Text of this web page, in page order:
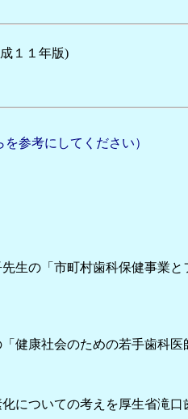
１１年版)
参考にしてください）
の「市町村歯科保健事業
康社会のための若手歯科医
ついての考えを厚生省滝口